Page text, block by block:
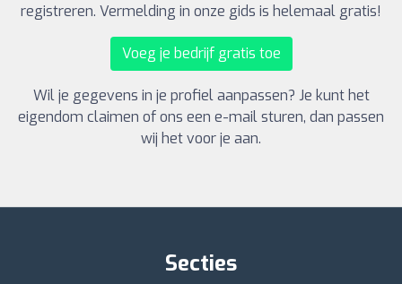
registreren. Vermelding in onze gids is helemaal gratis!
Voeg je bedrijf gratis toe
Wil je gegevens in je profiel aanpassen? Je kunt het
eigendom claimen of ons een e-mail sturen, dan passen
wij het voor je aan.
Secties